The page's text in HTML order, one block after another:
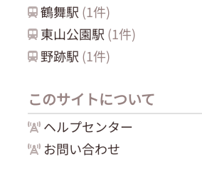
鶴舞駅 (1件)
東山公園駅 (1件)
野跡駅 (1件)
このサイトについて
ヘルプセンター
お問い合わせ